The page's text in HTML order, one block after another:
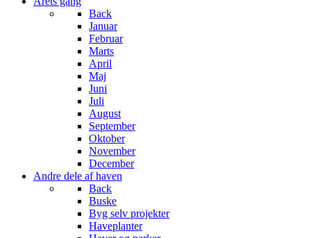
Back
Januar
Februar
Marts
April
Maj
Juni
Juli
August
September
Oktober
November
December
Andre dele af haven
Back
Buske
Byg selv projekter
Haveplanter